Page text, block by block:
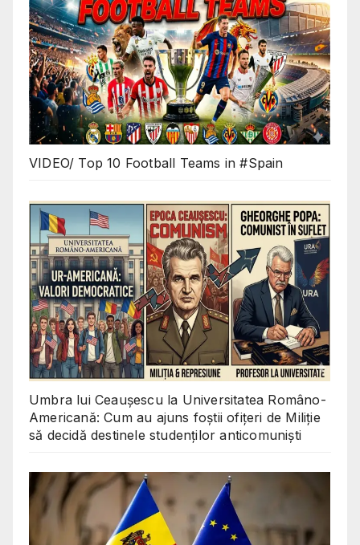
VIDEO/ Top 10 Football Teams in #Spain
Umbra lui Ceaușescu la Universitatea Româno-
Americană: Cum au ajuns foștii ofițeri de Miliție
să decidă destinele studenților anticomuniști